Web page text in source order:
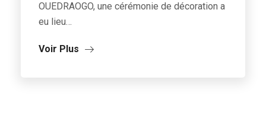
OUEDRAOGO, une cérémonie de décoration a
eu lieu…
Voir Plus